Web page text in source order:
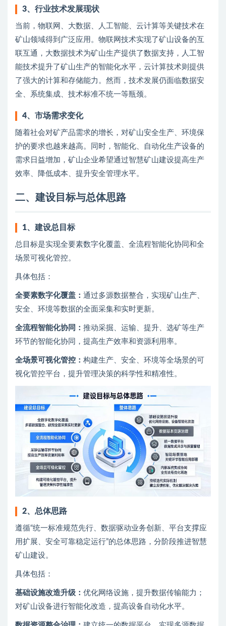
3、 行业技术发展现状
当前，物联网、大数据、人工智能、云计算等关键技术在
矿山领域得到广泛应用。物联网技术实现了矿山设备的互
联互通，大数据技术为矿山生产提供了数据支持，人工智
能技术提升了矿山生产的智能化水平，云计算技术则提供
了强大的计算和存储能力。然而，技术发展仍面临数据安
全、系统集成、技术标准不统一等瓶颈。
4、 市场需求变化
随着社会对矿产品需求的增长，对矿山安全生产、环境保
护的要求也越来越高。同时，智能化、自动化生产设备的
需求日益增加，矿山企业希望通过智慧矿山建设提高生产
效率、降低成本、提升安全管理水平。
二、建设目标与总体思路
1、 建设总目标
总目标是实现全要素数字化覆盖、全流程智能化协同和全
场景可视化管控。
具体包括：
全要素数字化覆盖： 通过多源数据整合，实现矿山生产、
安全、环境等数据的全面采集和实时更新。
全流程智能化协同： 推动采掘、运输、提升、选矿等生产
环节的智能化协同，提高生产效率和资源利用率。
全场景可视化管控： 构建生产、安全、环境等全场景的可
视化管控平台，提升管理决策的科学性和精准性。
2、 总体思路
遵循“统一标准规范先行、数据驱动业务创新、平台支撑应
用扩展、安全可靠稳定运行”的总体思路，分阶段推进智慧
矿山建设。
具体包括：
基础设施改造升级： 优化网络设施，提升数据传输能力；
对矿山设备进行智能化改造，提高设备自动化水平。